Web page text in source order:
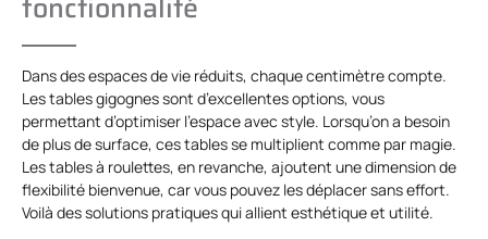
Dans des espaces de vie réduits, chaque centimètre compte.
Les tables gigognes sont d’excellentes options, vous
permettant d’optimiser l’espace avec style. Lorsqu’on a besoin
de plus de surface, ces tables se multiplient comme par magie.
Les tables à roulettes, en revanche, ajoutent une dimension de
flexibilité bienvenue, car vous pouvez les déplacer sans effort.
Voilà des solutions pratiques qui allient esthétique et utilité.